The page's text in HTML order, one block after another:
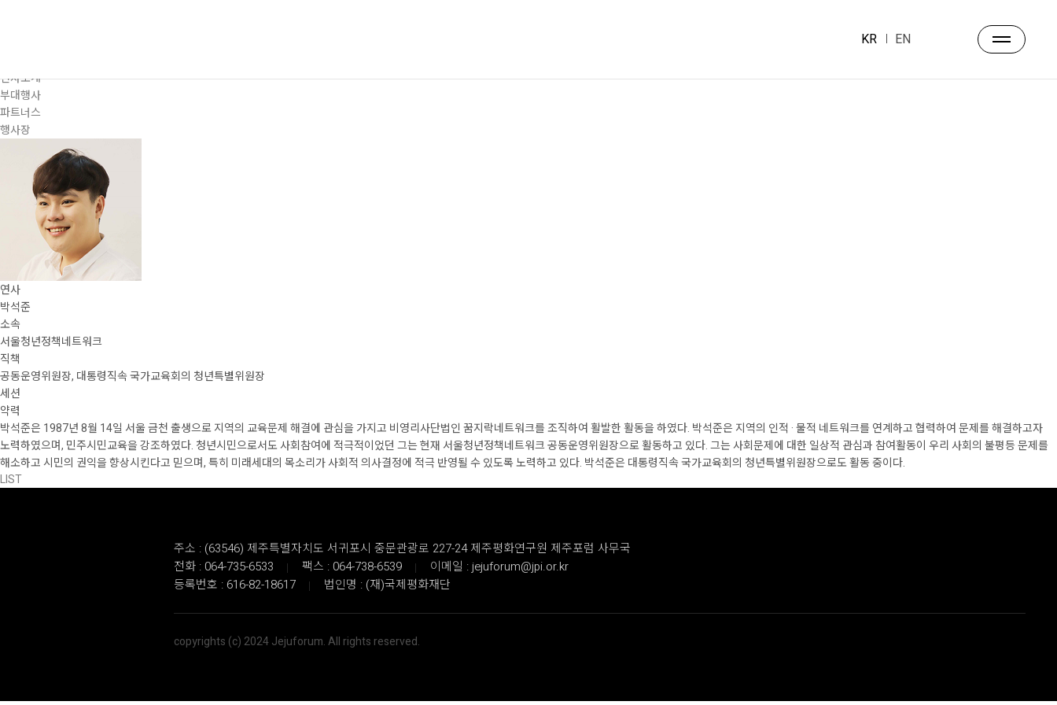
KR EN
연사소개
부대행사
파트너스
행사장
연사
박석준
소속
서울청년정책네트워크
직책
공동운영위원장, 대통령직속 국가교육회의 청년특별위원장
세션
약력
박석준은 1987년 8월 14일 서울 금천 출생으로 지역의 교육문제 해결에 관심을 가지고 비영리사단법인 꿈지락네트워크를 조직하여 활발한 활동을 하였다. 박석준은 지역의 인적 · 물적 네트워크를 연계하고 협력하여 문제를 해결하고자
노력하였으며, 민주시민교육을 강조하였다. 청년시민으로서도 사회참여에 적극적이었던 그는 현재 서울청년정책네트워크 공동운영위원장으로 활동하고 있다. 그는 사회문제에 대한 일상적 관심과 참여활동이 우리 사회의 불평등 문제를
해소하고 시민의 권익을 향상시킨다고 믿으며, 특히 미래세대의 목소리가 사회적 의사결정에 적극 반영될 수 있도록 노력하고 있다. 박석준은 대통령직속 국가교육회의 청년특별위원장으로도 활동 중이다.
LIST
주소 : (63546) 제주특별자치도 서귀포시 중문관광로 227-24 제주평화연구원 제주포럼 사무국
전화 : 064-735-6533
팩스 : 064-738-6539
이메일 : jejuforum@jpi.or.kr
등록번호 : 616-82-18617
법인명 : (재)국제평화재단
copyrights (c) 2024 Jejuforum. All rights reserved.